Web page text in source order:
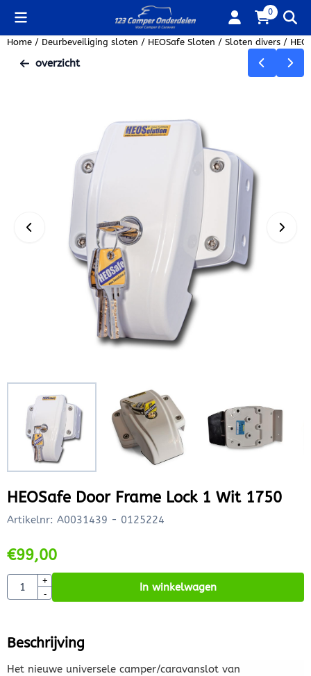
Cookievoorkeuren zijn beschikbaar. Kies instellingen of sta
0
Home / Deurbeveiliging sloten / HEOSafe Sloten / Sloten divers /
overzicht
HEOSafe Door Frame Lock 1 Wit 1750
Artikelnr: A0031439 - 0125224
€99,00
Aantal
+
-
In winkelwagen
Beschrijving
Het nieuwe universele camper/caravanslot van